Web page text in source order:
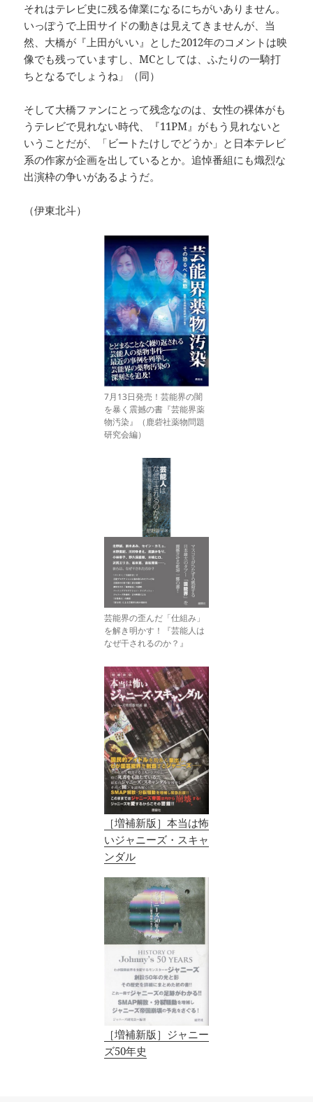
それはテレビ史に残る偉業になるにちがいありません。
いっぽうで上田サイドの動きは見えてきませんが、当
然、大橋が『上田がいい』とした2012年のコメントは映
像でも残っていますし、MCとしては、ふたりの一騎打
ちとなるでしょうね」（同）
そして大橋ファンにとって残念なのは、女性の裸体がも
うテレビで見れない時代、『11PM』がもう見れないと
いうことだが、「ビートたけしでどうか」と日本テレビ
系の作家が企画を出しているとか。追悼番組にも熾烈な
出演枠の争いがあるようだ。
（伊東北斗）
7月13日発売！芸能界の闇
を暴く震撼の書『芸能界薬
物汚染』（鹿砦社薬物問題
研究会編）
芸能界の歪んだ「仕組み」
を解き明かす！『芸能人は
なぜ干されるのか？』
［増補新版］本当は怖
いジャニーズ・スキャ
ンダル
［増補新版］ジャニー
ズ50年史